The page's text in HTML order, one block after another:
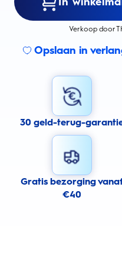
Verkoop door
Opslaan in
30 geld-terug-
Gratis bezorging
€40